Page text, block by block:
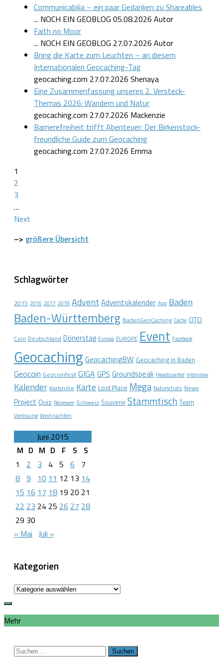
Communicabilia – ein paar Gedanken zu Shareables
... NOCH EIN GEOBLOG 05.08.2026 Autor
Faith no Moor
... NOCH EIN GEOBLOG 27.07.2026 Autor
Bring die Karte zum Leuchten – an diesem
Internationalen Geocaching-Tag
geocaching.com 27.07.2026 Shenaya
Eine Zusammenfassung unseres 2. Versteck-
Themas 2026: Wandern und Natur
geocaching.com 27.07.2026 Mackenzie
Barrierefreiheit trifft Abenteuer: Der Birkenstock-
freundliche Guide zum Geocaching
geocaching.com 27.07.2026 Emma
1
2
3
…
Next
–> größere Übersicht
Schlagwörter
2015 2016 2017 2018 Advent Adventskalender App Baden
Baden-Württemberg BadenGeoCaching Cache CITO
Coin Deutschland Dönerstag Europa EUROPE Event Facebook
Geocaching GeocachingBW Geocaching in Baden
Geocoin Geocoinfest GIGA GPS Groundspeak Headquarter Interview
Kalender Karlsruhe Karte Lost Place Mega Naturschutz News
Project Quiz Reviewer Schweiz Souvenir Stammtisch Team
Verlosung Weihnachten
Juni 2015
M D M D F S
S
1
2 3 4 5 6
7
8 9 10 11 12 13 14
15 16 17 18 19 20 21
22 23 24 25 26 27 28
29 30
« Mai Juli »
Kategorien
Kategorien
Mehr
Suchen